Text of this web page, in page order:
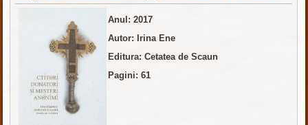
Anul: 2017
Autor: Irina Ene
Editura: Cetatea de Scaun
Pagini: 61